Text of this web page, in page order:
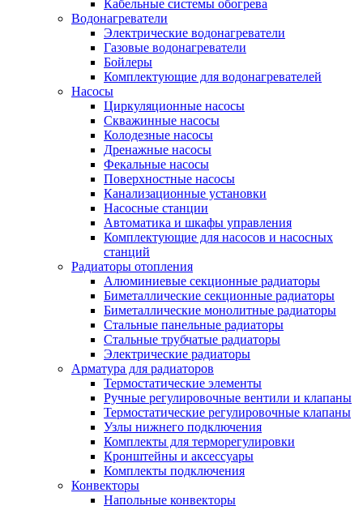
Кабельные системы обогрева
Водонагреватели
Электрические водонагреватели
Газовые водонагреватели
Бойлеры
Комплектующие для водонагревателей
Насосы
Циркуляционные насосы
Скважинные насосы
Колодезные насосы
Дренажные насосы
Фекальные насосы
Поверхностные насосы
Канализационные установки
Насосные станции
Автоматика и шкафы управления
Комплектующие для насосов и насосных
станций
Радиаторы отопления
Алюминиевые секционные радиаторы
Биметаллические секционные радиаторы
Биметаллические монолитные радиаторы
Стальные панельные радиаторы
Стальные трубчатые радиаторы
Электрические радиаторы
Арматура для радиаторов
Термостатические элементы
Ручные регулировочные вентили и клапаны
Термостатические регулировочные клапаны
Узлы нижнего подключения
Комплекты для терморегулировки
Кронштейны и аксессуары
Комплекты подключения
Конвекторы
Напольные конвекторы